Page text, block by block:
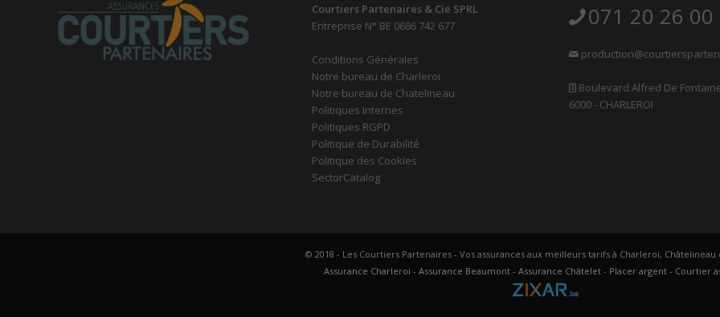
Courtiers Partenaires & Cie SPRL
Entreprise N° BE 0686 742 677
Conditions Générales
Notre bureau de Charleroi
Notre bureau de Chatelineau
Politiques Internes
Politiques RGPD
Politique de Durabilité
Politique des Cookies
SectorCatalog
071 20 26 00
Boulevard Alfred De
6000 - CHARLEROI
© 2018 - Les Courtiers Partenaires - Vos assurances aux meilleurs tarifs à Charleroi,
Assurance Charleroi - Assurance Beaumont- Assurance Châtelet- Placer argent- Courtier